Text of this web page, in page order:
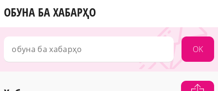
ОБУНА БА ХАБАРҲО
OK